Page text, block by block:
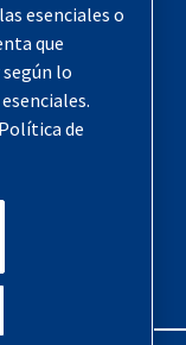
esenciales o
que
lo
de